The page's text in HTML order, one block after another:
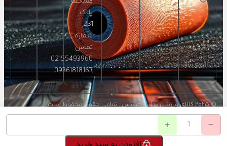
ایمیل
پلاک
231
شماره
تماس
02155493960
09361818163
© ۲۰۲۵ کالای ورزشی ردانت فیتنس . تمامی حقوق محفوظ است.
طراحی و توسعه وبسایت :علی قربانی - Aliwebpress